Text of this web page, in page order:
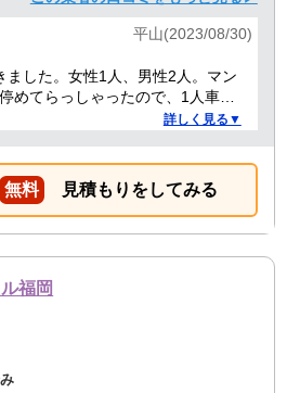
平山(2023/08/30)
ました。女性1人、男性2人。マン
めてらっしゃったので、1人車内
からか、女性の方は最初と最後
いうぐらい早かったです！ 部屋
りました。
詳しく見る▼
無料 見積もりをしてみる
福岡